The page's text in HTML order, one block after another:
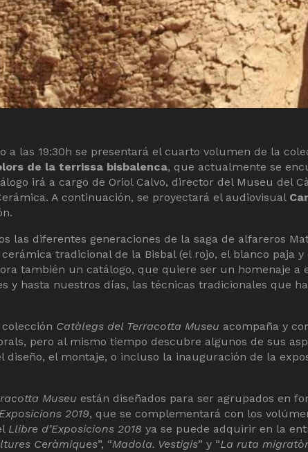
a las 19:30h se presentará el cuarto volumen de la
de la terrissa bisbalenca, que actualmente se
irá a cargo de Oriol Calvo, director del Museu del
A continuación, se proyectará el audiovisual
las diferentes generaciones de la saga de alfareros
tradicional de la Bisbal (el rojo, el blanco paja y
también un catálogo, que quiere ser un homenaje
y hasta nuestros días, las técnicas tradicionales que
Catàlegs del Terracotta Museu acompaña y
pero al mismo tiempo descubre algunos de sus
diseño, el montaje, o incluso la inauguración de la
Museu están diseñados para ser agrupados en
2019, que se complementará con los
Llibre d’Exposicions 2018 ya se puede adquirir en la
Ceràmiques”, “Madola. Vestigis” y “La ruta